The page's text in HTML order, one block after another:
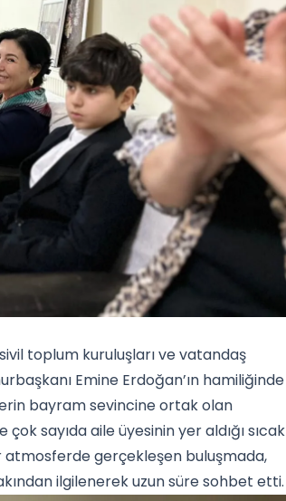
toplum kuruluşları ve vatandaş
Emine Erdoğan’ın hamiliğinde
bayram sevincine ortak olan
sayıda aile üyesinin yer aldığı sıcak
atmosferde gerçekleşen buluşmada,
ilgilenerek uzun süre sohbet etti.